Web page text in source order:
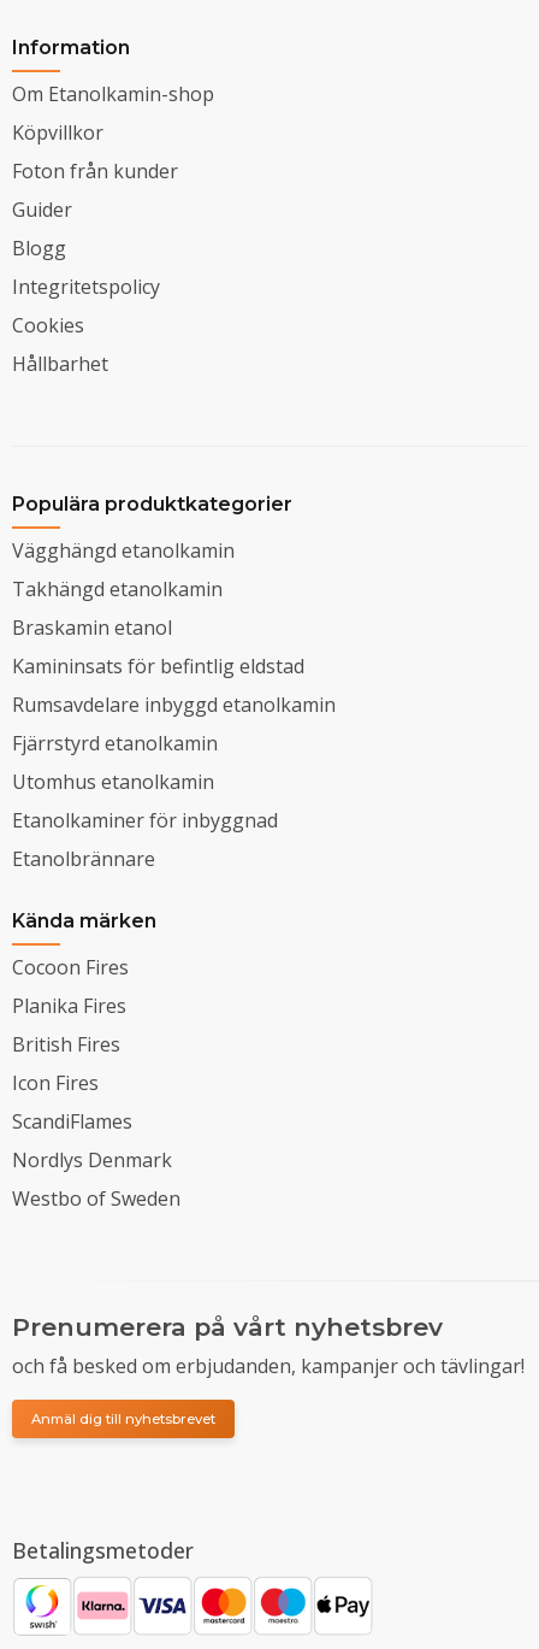
Information
Om Etanolkamin-shop
Köpvillkor
Foton från kunder
Guider
Blogg
Integritetspolicy
Cookies
Hållbarhet
Populära produktkategorier
Vägghängd etanolkamin
Takhängd etanolkamin
Braskamin etanol
Kamininsats för befintlig eldstad
Rumsavdelare inbyggd etanolkamin
Fjärrstyrd etanolkamin
Utomhus etanolkamin
Etanolkaminer för inbyggnad
Etanolbrännare
Kända märken
Cocoon Fires
Planika Fires
British Fires
Icon Fires
ScandiFlames
Nordlys Denmark
Westbo of Sweden
Prenumerera på vårt nyhetsbrev
och få besked om erbjudanden, kampanjer och tävlingar!
Anmäl dig till nyhetsbrevet
Betalingsmetoder